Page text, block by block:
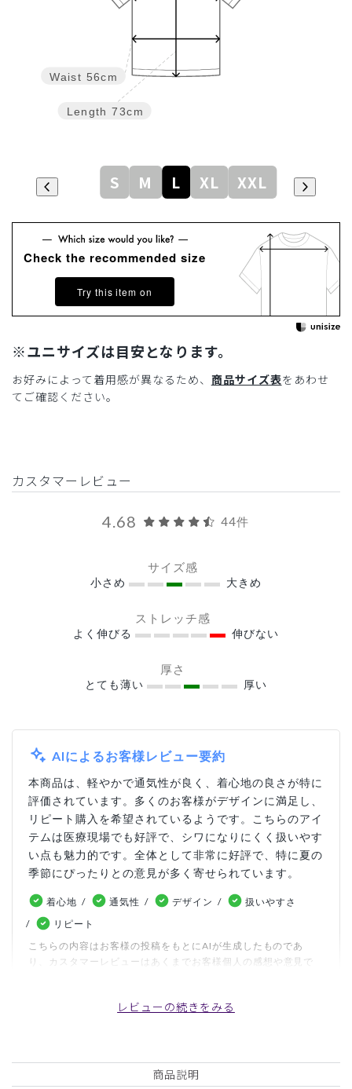
Length 73cm
Waist 56cm
S M L XL XXL
Check the recommended size
Try this item on
※ユニサイズは目安となります。
お好みによって着用感が異なるため、 商品サイズ表をあわせ
てご確認ください。
カスタマーレビュー
4.68 44件
サイズ感
小さめ 大きめ
ストレッチ感
よく伸びる 伸びない
厚さ
とても薄い 厚い
AIによるお客様レビュー要約
本商品は、軽やかで通気性が良く、着心地の良さが特に
評価されています。多くのお客様がデザインに満足し、
リピート購入を希望されているようです。こちらのアイ
テムは医療現場でも好評で、シワになりにくく扱いやす
い点も魅力的です。全体として非常に好評で、特に夏の
季節にぴったりとの意見が多く寄せられています。
着心地 通気性 デザイン
扱いやすさ
リピート
こちらの内容はお客様の投稿をもとにAIが生成したものであ
り、カスタマーレビューはあくまでお客様個人の感想や意見で
レビューの続きをみる
商品説明